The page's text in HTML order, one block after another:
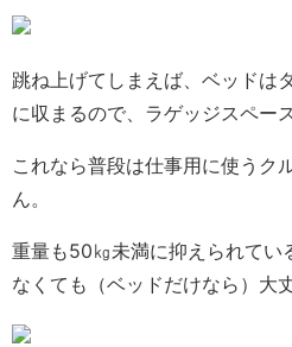
跳ね上げてしまえば、ベッドは
に収まるので、ラゲッジスペー
これなら普段は仕事用に使うク
ん。
重量も50㎏未満に抑えられてい
なくても（ベッドだけなら）大